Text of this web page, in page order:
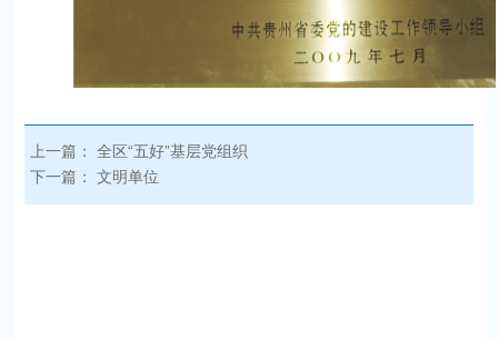
上一篇： 全区“五好”基层党组织
下一篇： 文明单位